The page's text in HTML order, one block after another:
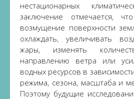
нестационарных
заключение отмечается,
возмущение поверхности
охлаждать, увеличивать
жары, изменять
направлению ветра или
водных ресурсов в
режима, сезона, масштаба и
Поэтому будущие